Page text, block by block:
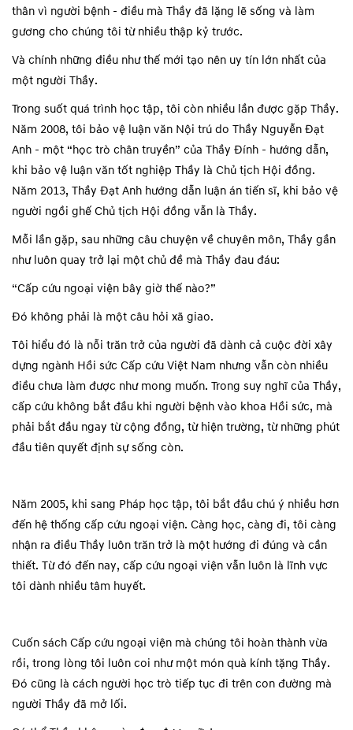
thân vì người bệnh - điều mà Thầy đã lặng lẽ sống và làm
gương cho chúng tôi từ nhiều thập kỷ trước.
Và chính những điều như thế mới tạo nên uy tín lớn nhất của
một người Thầy.
Trong suốt quá trình học tập, tôi còn nhiều lần được gặp Thầy.
Năm 2008, tôi bảo vệ luận văn Nội trú do Thầy Nguyễn Đạt
Anh - một “học trò chân truyền” của Thầy Đính - hướng dẫn,
khi bảo vệ luận văn tốt nghiệp Thầy là Chủ tịch Hội đồng.
Năm 2013, Thầy Đạt Anh hướng dẫn luận án tiến sĩ, khi bảo vệ
người ngồi ghế Chủ tịch Hội đồng vẫn là Thầy.
Mỗi lần gặp, sau những câu chuyện về chuyên môn, Thầy gần
như luôn quay trở lại một chủ đề mà Thầy đau đáu:
“Cấp cứu ngoại viện bây giờ thế nào?”
Đó không phải là một câu hỏi xã giao.
Tôi hiểu đó là nỗi trăn trở của người đã dành cả cuộc đời xây
dựng ngành Hồi sức Cấp cứu Việt Nam nhưng vẫn còn nhiều
điều chưa làm được như mong muốn. Trong suy nghĩ của Thầy,
cấp cứu không bắt đầu khi người bệnh vào khoa Hồi sức, mà
phải bắt đầu ngay từ cộng đồng, từ hiện trường, từ những phút
đầu tiên quyết định sự sống còn.
Năm 2005, khi sang Pháp học tập, tôi bắt đầu chú ý nhiều hơn
đến hệ thống cấp cứu ngoại viện. Càng học, càng đi, tôi càng
nhận ra điều Thầy luôn trăn trở là một hướng đi đúng và cần
thiết. Từ đó đến nay, cấp cứu ngoại viện vẫn luôn là lĩnh vực
tôi dành nhiều tâm huyết.
Cuốn sách Cấp cứu ngoại viện mà chúng tôi hoàn thành vừa
rồi, trong lòng tôi luôn coi như một món quà kính tặng Thầy.
Đó cũng là cách người học trò tiếp tục đi trên con đường mà
người Thầy đã mở lối.